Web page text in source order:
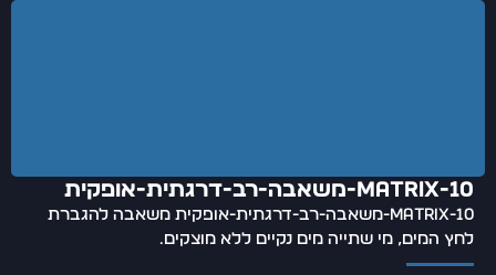
matrix-10-משאבה-רב-דרגתית-אופקית
matrix-10-משאבה-רב-דרגתית-אופקית משאבה להגברת
לחץ המים, מי שתייה מים נקיים ללא מוצקים.